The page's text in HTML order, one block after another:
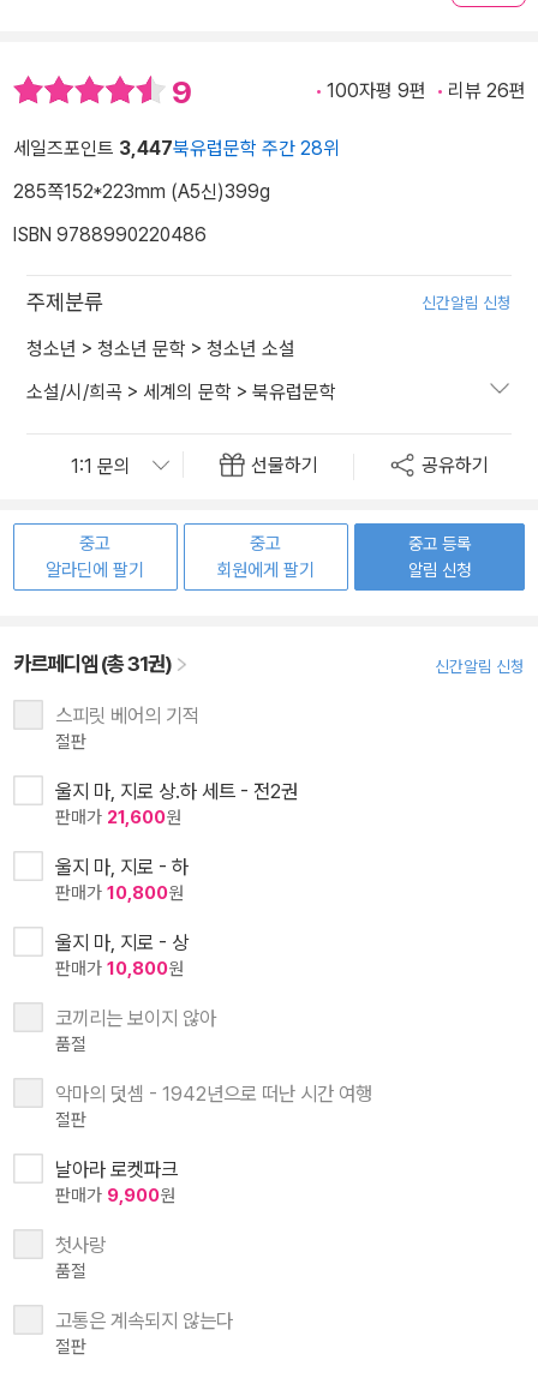
9 100자평 9편 리뷰 26편
세일즈포인트 3,447북유럽문학 주간 28위
285쪽152*223mm (A5신)399g
ISBN 9788990220486
주제분류 신간알림 신청
청소년 > 청소년 문학 > 청소년 소설
소설/시/희곡 > 세계의 문학 > 북유럽문학
선물하기 공유하기
중고
알라딘에 팔기
중고
회원에게 팔기
중고 등록
알림 신청
카르페디엠 (총 31권) 신간알림 신청
스피릿 베어의 기적
절판
울지 마, 지로 상.하 세트 - 전2권
판매가 21,600원
울지 마, 지로 - 하
판매가 10,800원
울지 마, 지로 - 상
판매가 10,800원
코끼리는 보이지 않아
품절
악마의 덧셈 - 1942년으로 떠난 시간 여행
절판
날아라 로켓파크
판매가 9,900원
첫사랑
품절
고통은 계속되지 않는다
절판